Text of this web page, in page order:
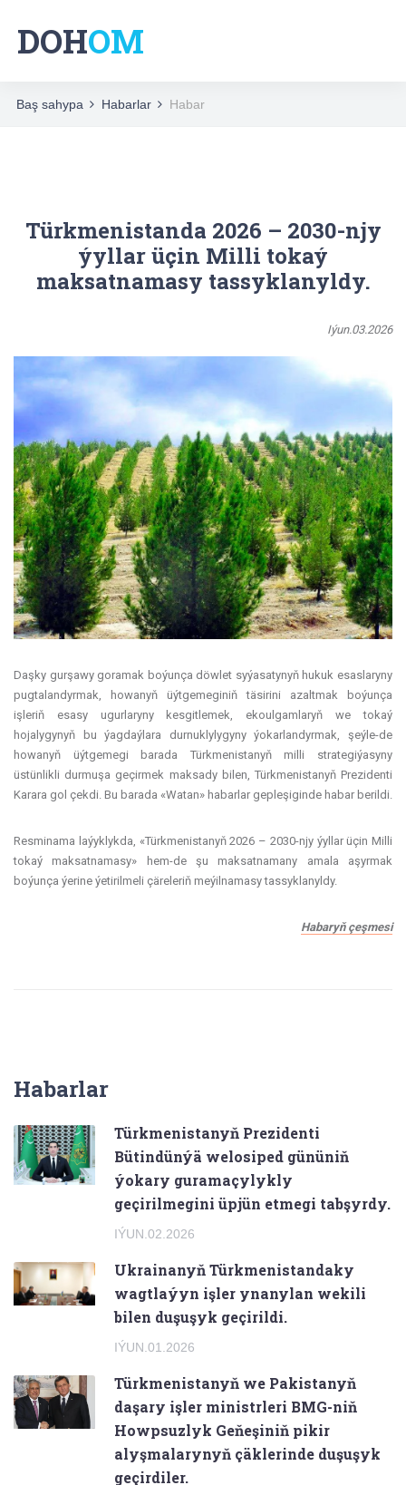
DOHOM
Baş sahypa Habarlar Habar
Türkmenistanda 2026 – 2030-njy
ýyllar üçin Milli tokaý
maksatnamasy tassyklanyldy.
Iýun.03.2026
Daşky gurşawy goramak boýunça döwlet syýasatynyň hukuk esaslaryny
pugtalandyrmak, howanyň üýtgemeginiň täsirini azaltmak boýunça
işleriň esasy ugurlaryny kesgitlemek, ekoulgamlaryň we tokaý
hojalygynyň bu ýagdaýlara durnuklylygyny ýokarlandyrmak, şeýle-de
howanyň üýtgemegi barada Türkmenistanyň milli strategiýasyny
üstünlikli durmuşa geçirmek maksady bilen, Türkmenistanyň Prezidenti
Karara gol çekdi. Bu barada «Watan» habarlar gepleşiginde habar berildi.
Resminama laýyklykda, «Türkmenistanyň 2026 – 2030-njy ýyllar üçin Milli
tokaý maksatnamasy» hem-de şu maksatnamany amala aşyrmak
boýunça ýerine ýetirilmeli çäreleriň meýilnamasy tassyklanyldy.
Habaryň çeşmesi
Habarlar
Türkmenistanyň Prezidenti
Bütindünýä welosiped gününiň
ýokary guramaçylykly
geçirilmegini üpjün etmegi tabşyrdy.
IÝUN.02.2026
Ukrainanyň Türkmenistandaky
wagtlaýyn işler ynanylan wekili
bilen duşuşyk geçirildi.
IÝUN.01.2026
Türkmenistanyň we Pakistanyň
daşary işler ministrleri BMG-niň
Howpsuzlyk Geňeşiniň pikir
alyşmalarynyň çäklerinde duşuşyk
geçirdiler.